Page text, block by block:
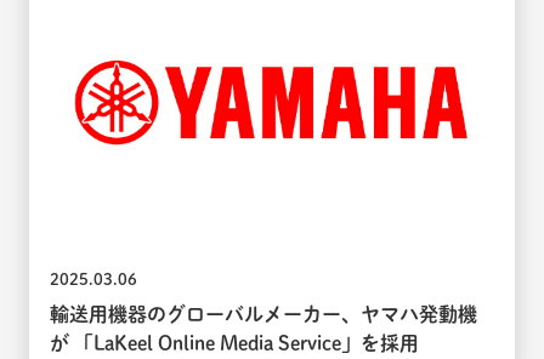
2025.03.06
輸送用機器のグローバルメーカー、ヤマハ発動機
が 「LaKeel Online Media Service」を採用